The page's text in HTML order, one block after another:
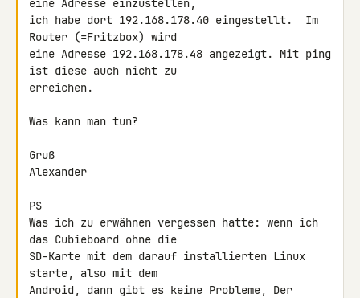
eine Adresse einzustellen,
ich habe dort 192.168.178.40 eingestellt.  Im
Router (=Fritzbox) wird
eine Adresse 192.168.178.48 angezeigt. Mit ping
ist diese auch nicht zu
erreichen.
Was kann man tun?
Gruß
Alexander
PS
Was ich zu erwähnen vergessen hatte: wenn ich
das Cubieboard ohne die
SD-Karte mit dem darauf installierten Linux
starte, also mit dem
Android, dann gibt es keine Probleme, Der